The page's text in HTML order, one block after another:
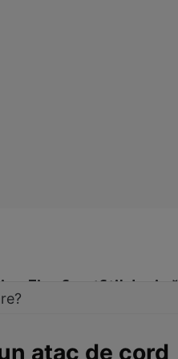
Time SportStil de viață
atac de cord